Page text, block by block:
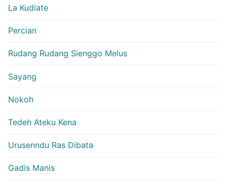
La Kudiate
Percian
Rudang Rudang Sienggo Melus
Sayang
Nokoh
Tedeh Ateku Kena
Urusenndu Ras Dibata
Gadis Manis